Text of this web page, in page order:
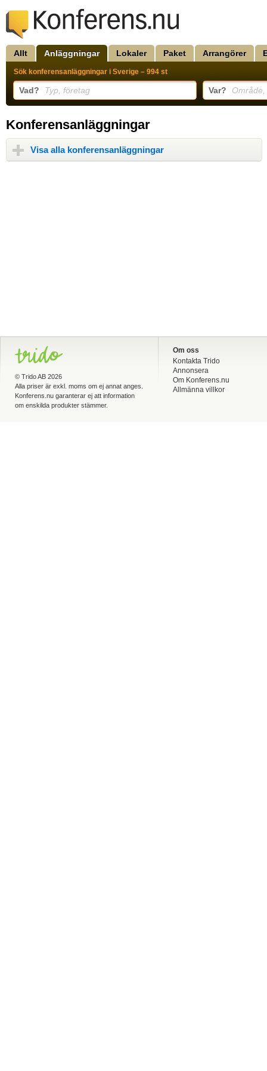
Allt Anläggningar Lokaler Paket Arrangörer
Sök konferensanläggningar i Sverige – 994 st
Vad? Typ, företag Var?
Konferensanläggningar
Visa alla konferensanläggningar
© Trido AB 2026
Alla priser är exkl. moms om ej annat anges.
Konferens.nu garanterar ej att information
om enskilda produkter stämmer.
Om oss
Kontakta Trido
Annonsera
Om Konferens.nu
Allmänna villkor